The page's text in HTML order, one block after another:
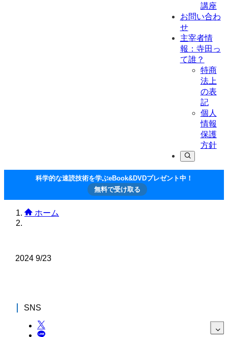
講座
お問い合わ
せ
主宰者情
報：寺田っ
て誰？
特商
法上
の表
記
個人
情報
保護
方針
科学的な速読技術を学ぶeBook&DVDプレゼント中！
無料で受け取る
ホーム
2024 9/23
SNS